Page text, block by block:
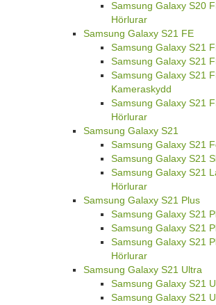
Samsung Galaxy S20
Hörlurar
Samsung Galaxy S21 FE
Samsung Galaxy S21
Samsung Galaxy S21
Samsung Galaxy S21
Kameraskydd
Samsung Galaxy S21
Hörlurar
Samsung Galaxy S21
Samsung Galaxy S21
Samsung Galaxy S21
Samsung Galaxy S21
Hörlurar
Samsung Galaxy S21 Plus
Samsung Galaxy S21
Samsung Galaxy S21
Samsung Galaxy S21
Hörlurar
Samsung Galaxy S21 Ultra
Samsung Galaxy S21
Samsung Galaxy S21